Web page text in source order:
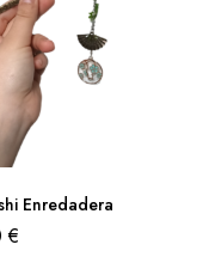
Enredadera
€